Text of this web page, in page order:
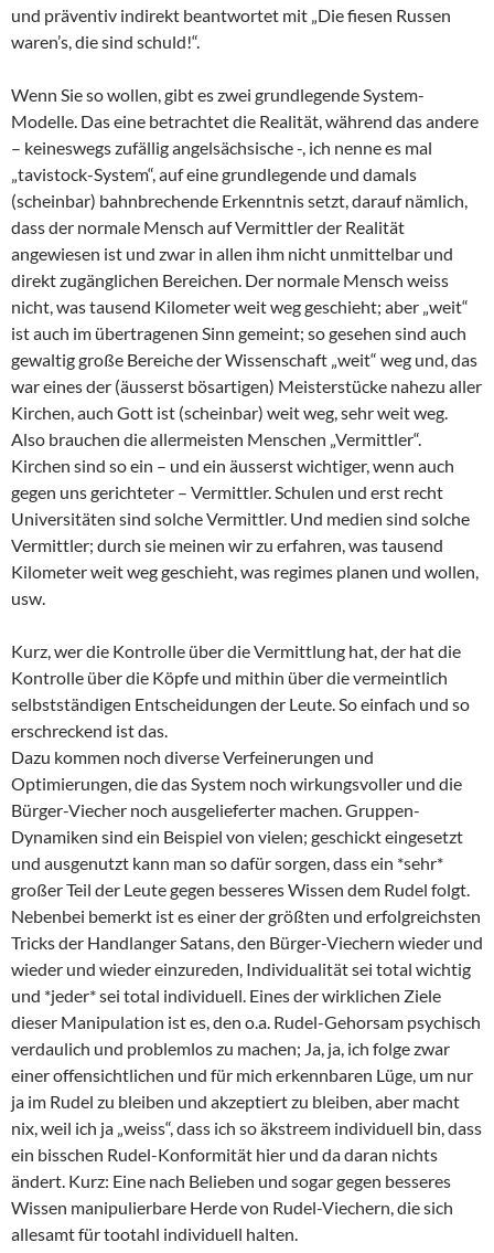
und präventiv indirekt beantwortet mit „Die fiesen Russen
waren’s, die sind schuld!“.
Wenn Sie so wollen, gibt es zwei grundlegende System-
Modelle. Das eine betrachtet die Realität, während das andere
– keineswegs zufällig angelsächsische -, ich nenne es mal
„tavistock-System“, auf eine grundlegende und damals
(scheinbar) bahnbrechende Erkenntnis setzt, darauf nämlich,
dass der normale Mensch auf Vermittler der Realität
angewiesen ist und zwar in allen ihm nicht unmittelbar und
direkt zugänglichen Bereichen. Der normale Mensch weiss
nicht, was tausend Kilometer weit weg geschieht; aber „weit“
ist auch im übertragenen Sinn gemeint; so gesehen sind auch
gewaltig große Bereiche der Wissenschaft „weit“ weg und, das
war eines der (äusserst bösartigen) Meisterstücke nahezu aller
Kirchen, auch Gott ist (scheinbar) weit weg, sehr weit weg.
Also brauchen die allermeisten Menschen „Vermittler“.
Kirchen sind so ein – und ein äusserst wichtiger, wenn auch
gegen uns gerichteter – Vermittler. Schulen und erst recht
Universitäten sind solche Vermittler. Und medien sind solche
Vermittler; durch sie meinen wir zu erfahren, was tausend
Kilometer weit weg geschieht, was regimes planen und wollen,
usw.
Kurz, wer die Kontrolle über die Vermittlung hat, der hat die
Kontrolle über die Köpfe und mithin über die vermeintlich
selbstständigen Entscheidungen der Leute. So einfach und so
erschreckend ist das.
Dazu kommen noch diverse Verfeinerungen und
Optimierungen, die das System noch wirkungsvoller und die
Bürger-Viecher noch ausgelieferter machen. Gruppen-
Dynamiken sind ein Beispiel von vielen; geschickt eingesetzt
und ausgenutzt kann man so dafür sorgen, dass ein *sehr*
großer Teil der Leute gegen besseres Wissen dem Rudel folgt.
Nebenbei bemerkt ist es einer der größten und erfolgreichsten
Tricks der Handlanger Satans, den Bürger-Viechern wieder und
wieder und wieder einzureden, Individualität sei total wichtig
und *jeder* sei total individuell. Eines der wirklichen Ziele
dieser Manipulation ist es, den o.a. Rudel-Gehorsam psychisch
verdaulich und problemlos zu machen; Ja, ja, ich folge zwar
einer offensichtlichen und für mich erkennbaren Lüge, um nur
ja im Rudel zu bleiben und akzeptiert zu bleiben, aber macht
nix, weil ich ja „weiss“, dass ich so äkstreem individuell bin, dass
ein bisschen Rudel-Konformität hier und da daran nichts
ändert. Kurz: Eine nach Belieben und sogar gegen besseres
Wissen manipulierbare Herde von Rudel-Viechern, die sich
allesamt für tootahl individuell halten.